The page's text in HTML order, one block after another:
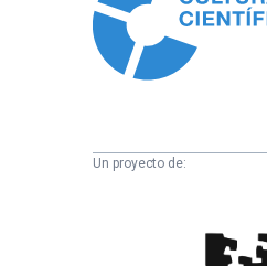
Un proyecto de: